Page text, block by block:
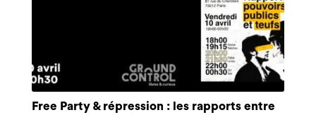
Free Party & répression : les rapports entre